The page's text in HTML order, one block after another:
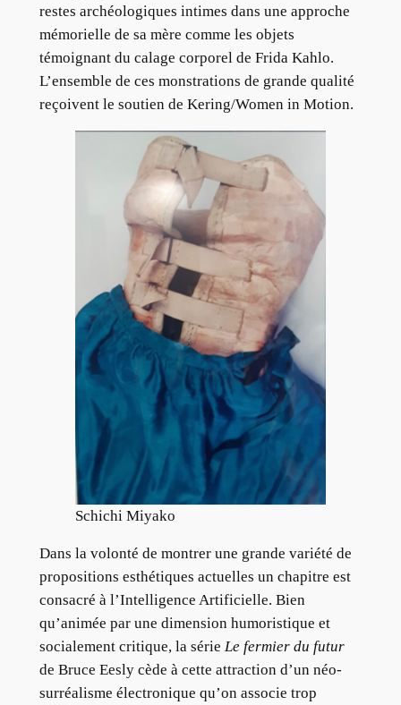
restes archéologiques intimes dans une approche
mémorielle de sa mère comme les objets
témoignant du calage corporel de Frida Kahlo.
L’ensemble de ces monstrations de grande qualité
reçoivent le soutien de Kering/Women in Motion.
Schichi Miyako
Dans la volonté de montrer une grande variété de
propositions esthétiques actuelles un chapitre est
consacré à l’Intelligence Artificielle. Bien
qu’animée par une dimension humoristique et
socialement critique, la série Le fermier du futur
de Bruce Eesly cède à cette attraction d’un néo-
surréalisme électronique qu’on associe trop